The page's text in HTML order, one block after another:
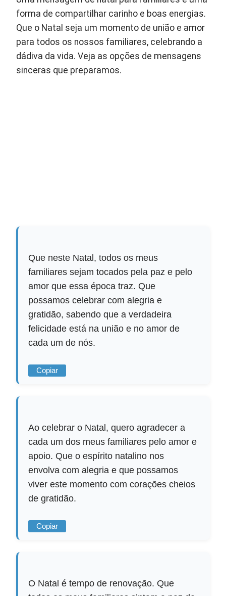
forma de compartilhar carinho e boas energias.
Que o Natal seja um momento de união e amor
para todos os nossos familiares, celebrando a
dádiva da vida. Veja as opções de mensagens
sinceras que preparamos.
Que neste Natal, todos os meus
familiares sejam tocados pela paz e pelo
amor que essa época traz. Que
possamos celebrar com alegria e
gratidão, sabendo que a verdadeira
felicidade está na união e no amor de
cada um de nós.
Copiar
Ao celebrar o Natal, quero agradecer a
cada um dos meus familiares pelo amor e
apoio. Que o espírito natalino nos
envolva com alegria e que possamos
viver este momento com corações cheios
de gratidão.
Copiar
O Natal é tempo de renovação. Que